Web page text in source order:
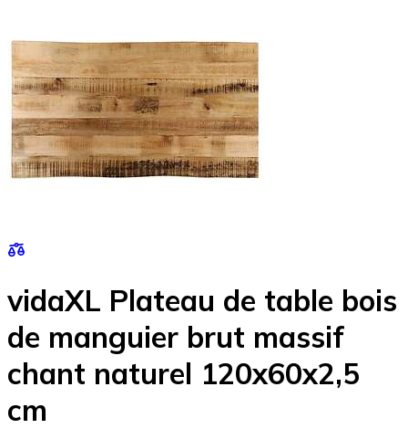
vidaXL Plateau de table bois
de manguier brut massif
chant naturel 120x60x2,5
cm